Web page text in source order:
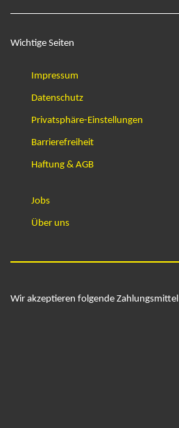
Wichtige Seiten
Impressum
Datenschutz
Privatsphäre-Einstellungen
Barrierefreiheit
Haftung & AGB
Jobs
Über uns
Wir akzeptieren folgende Zahlungsmittel